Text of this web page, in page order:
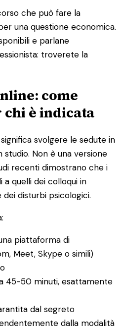
che può fare la
una questione economica.
e parlane
troverete la
come
è indicata
svolgere le sedute in
studio. Non è una versione
recenti dimostrano che i
quelli dei colloqui in
disturbi psicologici.
piattaforma di
Meet, Skype o simili)
45-50 minuti, esattamente
dal segreto
dalla modalità